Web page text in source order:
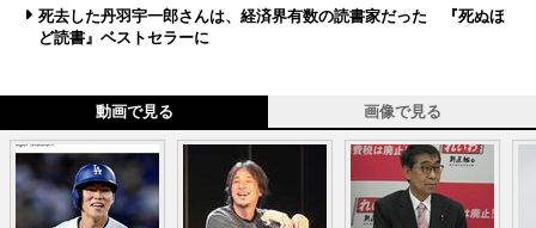
死去した丹羽宇一郎さんは、経済界有数の読書家だった 『死ぬほ
ど読書』ベストセラーに
動画で見る 画像で見る